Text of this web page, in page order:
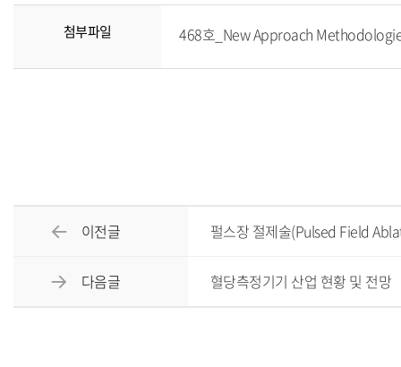
첨부파일 468호_New Approach
이전글 펄스장 절제술(Pulsed Field
다음글 혈당측정기기 산업 현황 및 전망